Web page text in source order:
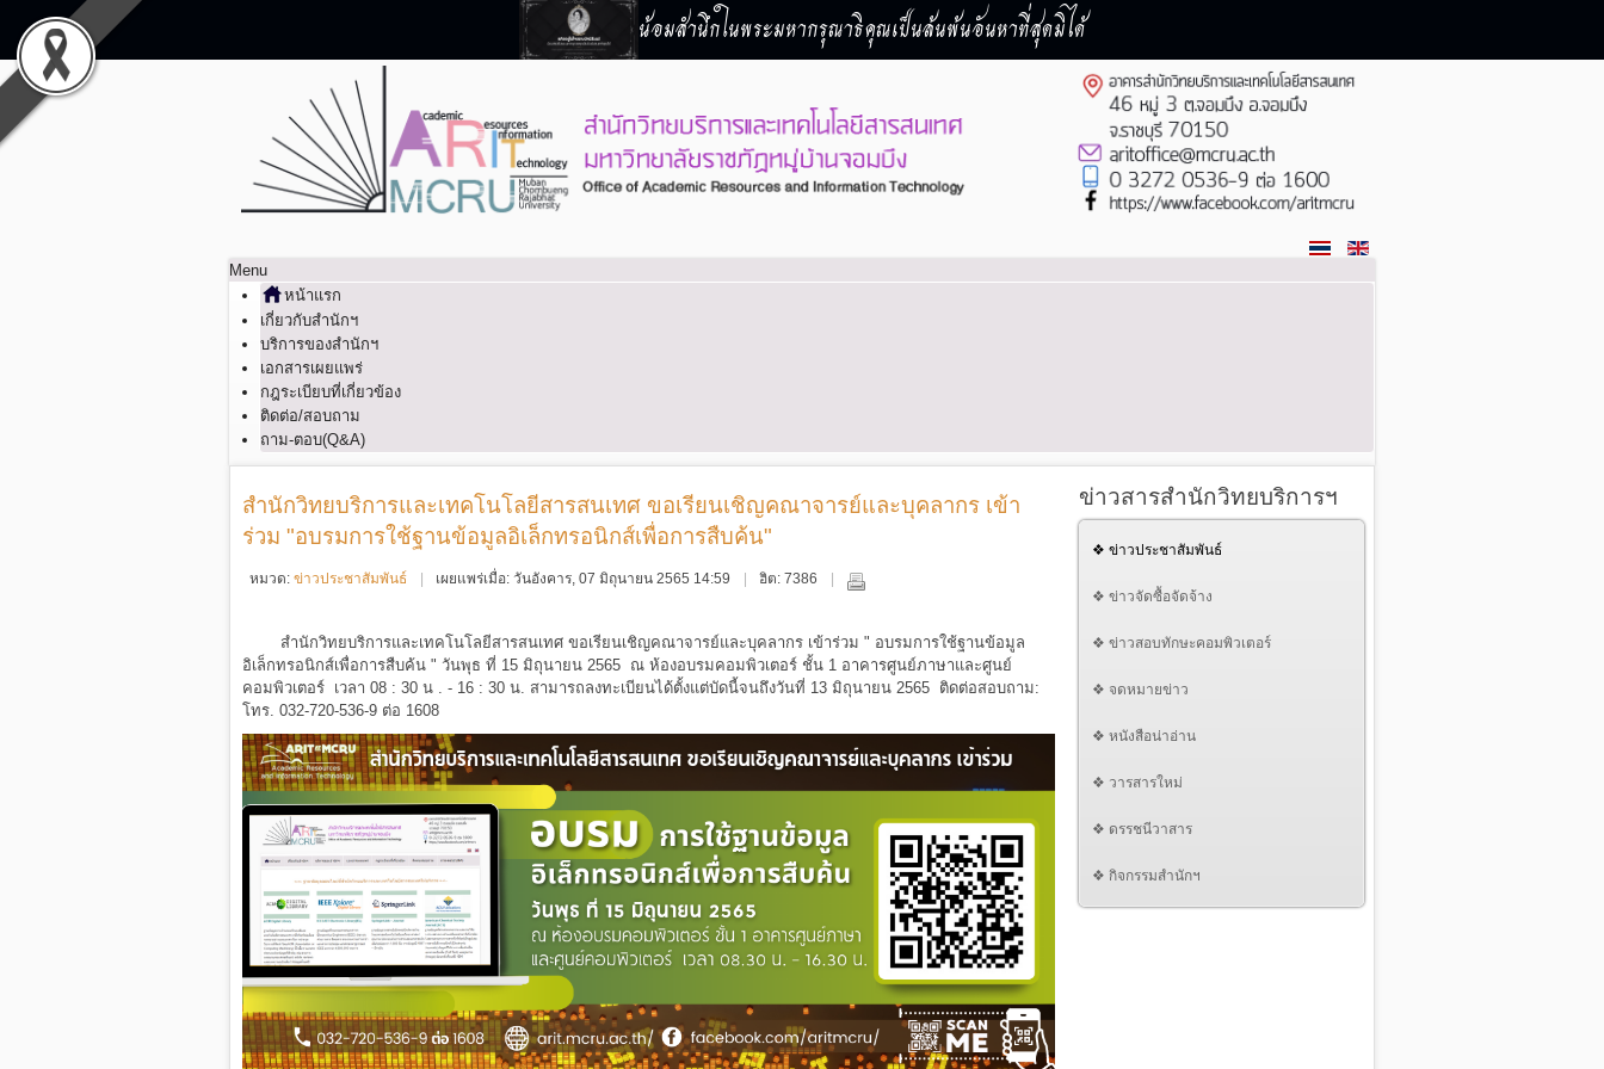
น้อมสำนึกในพระมหากรุณาธิคุณเป็นล้นพ้นอันหาที่สุดมิได้
Menu
หน้าแรก
เกี่ยวกับสำนักฯ
บริการของสำนักฯ
เอกสารเผยแพร่
กฎระเบียบที่เกี่ยวข้อง
ติดต่อ/สอบถาม
ถาม-ตอบ(Q&A)
สำนักวิทยบริการและเทคโนโลยีสารสนเทศ ขอเรียนเชิญคณาจารย์และบุคลากร เข้า
ร่วม "อบรมการใช้ฐานข้อมูลอิเล็กทรอนิกส์เพื่อการสืบค้น"
หมวด: ข่าวประชาสัมพันธ์ เผยแพร่เมื่อ: วันอังคาร, 07 มิถุนายน 2565 14:59 ฮิต: 7386
สำนักวิทยบริการและเทคโนโลยีสารสนเทศ ขอเรียนเชิญคณาจารย์และบุคลากร เข้าร่วม " อบรมการใช้ฐานข้อมูล
อิเล็กทรอนิกส์เพื่อการสืบค้น " วันพุธ ที่ 15 มิถุนายน 2565 ณ ห้องอบรมคอมพิวเตอร์ ชั้น 1 อาคารศูนย์ภาษาและศูนย์
คอมพิวเตอร์ เวลา 08 : 30 น . - 16 : 30 น. สามารถลงทะเบียนได้ตั้งแต่บัดนี้จนถึงวันที่ 13 มิถุนายน 2565 ติดต่อสอบถาม:
โทร. 032-720-536-9 ต่อ 1608
ข่าวสารสำนักวิทยบริการฯ
❖ ข่าวประชาสัมพันธ์
❖ ข่าวจัดซื้อจัดจ้าง
❖ ข่าวสอบทักษะคอมพิวเตอร์
❖ จดหมายข่าว
❖ หนังสือน่าอ่าน
❖ วารสารใหม่
❖ ดรรชนีวาสาร
❖ กิจกรรมสำนักฯ